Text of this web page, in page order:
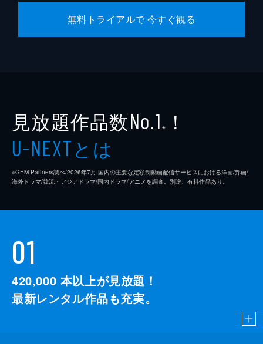
無料トライアルで 今すぐ観る
見放題作品数No.1 ※ ！
U-NEXTとは
※GEM Partners調べ/2026年7⽉ 国内の主要な定額制動画配信サービスにおける洋画/邦画/
海外ドラマ/韓流・アジアドラマ/国内ドラマ/アニメを調査。別途、有料作品あり。
01
420,000 本以上が見放題！
最新レンタル作品も充実。